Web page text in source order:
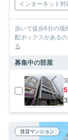
インターネット対
歩いて徒歩6分の場
配ボックスがある
る
募集中の部屋
3
賃貸マンション